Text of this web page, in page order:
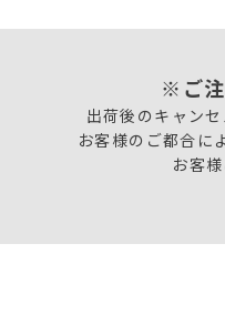
※ご
出荷後のキャン
お客様のご都合に
お客様